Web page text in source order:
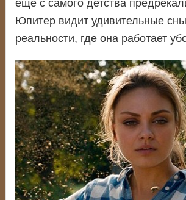
еще с самого детства
Юпитер видит удивительные
реальности, где она работает